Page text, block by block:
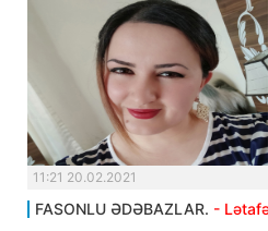
11:21 20.02.2021
FASONLU ƏDƏBAZLAR. -